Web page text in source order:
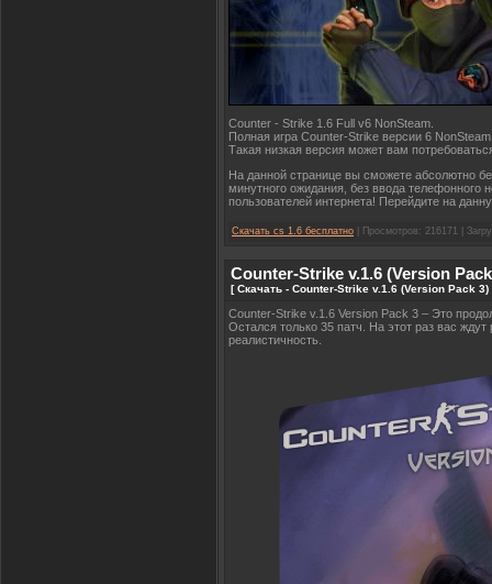
Counter - Strike 1.6 Full v6 NonSteam.
Полная игра Counter-Strike версии 6
Такая низкая версия может вам
На данной странице вы сможете абсолютно
минутного ожидания, без ввода телефонного
пользователей интернета! Перейдите на
Скачать cs 1.6 бесплатно | Просмотров: 216171 |
Counter-Strike v.1.6 (Version
[ Скачать - Counter-Strike v.1.6 (Version Pack
Counter-Strike v.1.6 Version Pack 3 – Это
Остался только 35 патч. На этот раз вас
реалистичность.